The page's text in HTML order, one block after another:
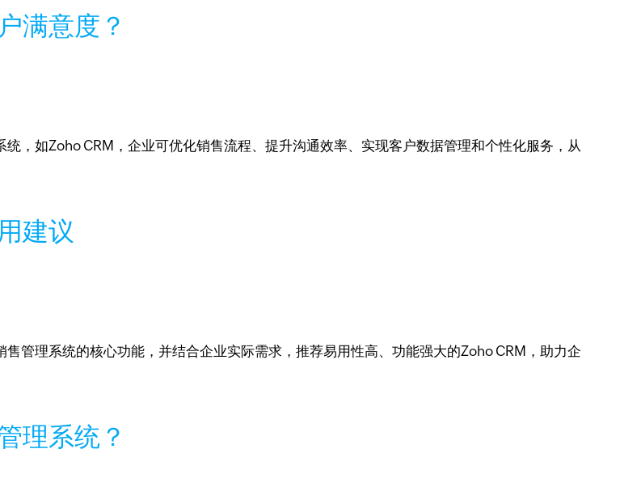
满意度？
，如Zoho CRM，企业可优化销售流程、提升沟通效率、实现客户数据管理和个性化服务，从
建议
管理系统的核心功能，并结合企业实际需求，推荐易用性高、功能强大的Zoho CRM，助力企
理系统？